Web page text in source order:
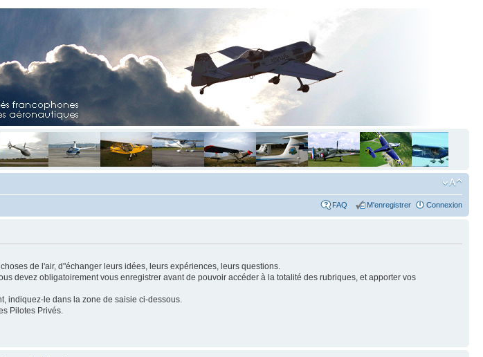
FAQ M'enregistrer Connexion
de l'air, d"échanger leurs idées, leurs expériences, leurs questions.
devez obligatoirement vous enregistrer avant de pouvoir accéder à la totalité des rubriques, et apporter vos
indiquez-le dans la zone de saisie ci-dessous.
Pilotes Privés.